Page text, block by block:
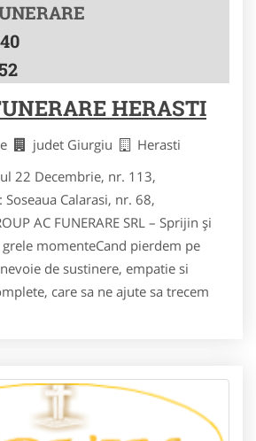
HERASTI
judet Giurgiu
Herasti
22 Decembrie, nr. 113,
Soseaua Calarasi, nr. 68,
AC FUNERARE SRL – Sprijin și
momenteCand pierdem pe
de sustinere, empatie si
care sa ne ajute sa trecem